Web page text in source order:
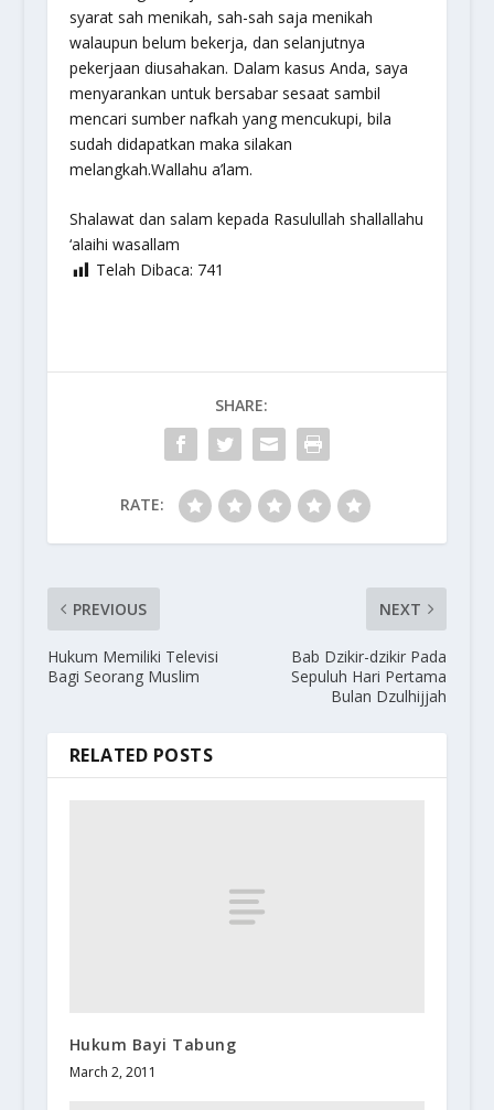
syarat sah menikah, sah-sah saja menikah
walaupun belum bekerja, dan selanjutnya
pekerjaan diusahakan. Dalam kasus Anda, saya
menyarankan untuk bersabar sesaat sambil
mencari sumber nafkah yang mencukupi, bila
sudah didapatkan maka silakan
melangkah.Wallahu a’lam.
Shalawat dan salam kepada Rasulullah shallallahu
‘alaihi wasallam
Telah Dibaca: 741
SHARE:
RATE:
PREVIOUS
Hukum Memiliki Televisi
Bagi Seorang Muslim
NEXT
Bab Dzikir-dzikir Pada
Sepuluh Hari Pertama
Bulan Dzulhijjah
RELATED POSTS
Hukum Bayi Tabung
March 2, 2011